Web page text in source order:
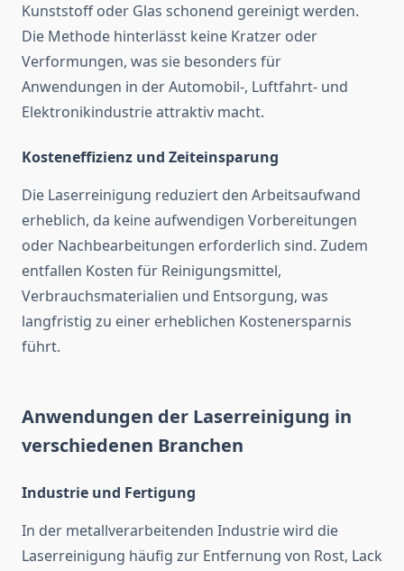
Kunststoff oder Glas schonend gereinigt werden.
Die Methode hinterlässt keine Kratzer oder
Verformungen, was sie besonders für
Anwendungen in der Automobil-, Luftfahrt- und
Elektronikindustrie attraktiv macht.
Kosteneffizienz und Zeiteinsparung
Die Laserreinigung reduziert den Arbeitsaufwand
erheblich, da keine aufwendigen Vorbereitungen
oder Nachbearbeitungen erforderlich sind. Zudem
entfallen Kosten für Reinigungsmittel,
Verbrauchsmaterialien und Entsorgung, was
langfristig zu einer erheblichen Kostenersparnis
führt.
Anwendungen der Laserreinigung in
verschiedenen Branchen
Industrie und Fertigung
In der metallverarbeitenden Industrie wird die
Laserreinigung häufig zur Entfernung von Rost, Lack